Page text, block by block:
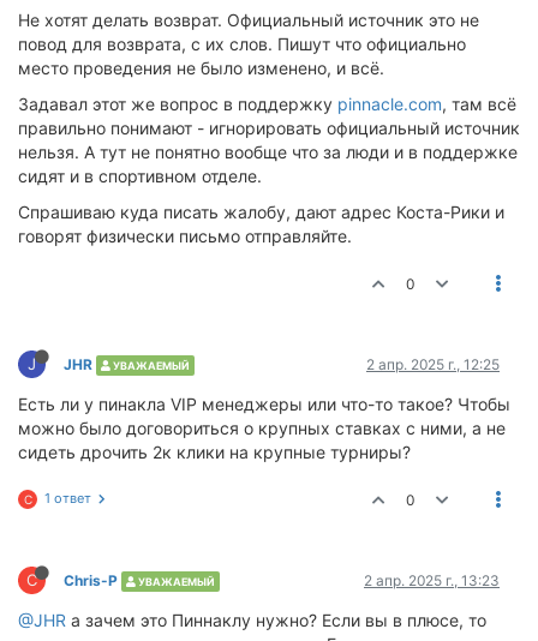
Не хотят делать возврат. Официальный источник это не
повод для возврата, с их слов. Пишут что официально
место проведения не было изменено, и всё.
Задавал этот же вопрос в поддержку pinnacle.com, там всё
правильно понимают - игнорировать официальный источник
нельзя. А тут не понятно вообще что за люди и в поддержке
сидят и в спортивном отделе.
Спрашиваю куда писать жалобу, дают адрес Коста-Рики и
говорят физически письмо отправляйте.
0
J JHR УВАЖАЕМЫЙ 2 апр. 2025 г., 12:25
Есть ли у пинакла VIP менеджеры или что-то такое? Чтобы
можно было договориться о крупных ставках с ними, а не
сидеть дрочить 2к клики на крупные турниры?
C 1 ответ 0
C Chris-P УВАЖАЕМЫЙ 2 апр. 2025 г., 13:23
@JHR а зачем это Пиннаклу нужно? Если вы в плюсе, то